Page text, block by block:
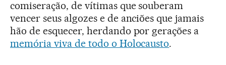
comiseração, de vítimas que souberam
vencer seus algozes e de anciões que jamais
hão de esquecer, herdando por gerações a
memória viva de todo o Holocausto.